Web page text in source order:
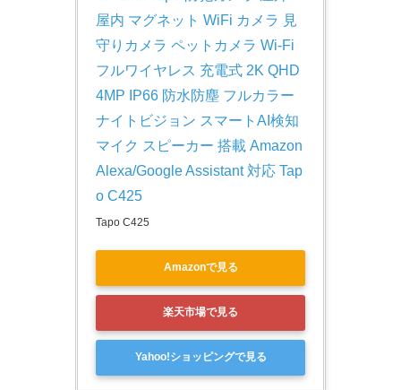
屋内 マグネット WiFi カメラ 見
守りカメラ ペットカメラ Wi-Fi
フルワイヤレス 充電式 2K QHD
4MP IP66 防水防塵 フルカラー
ナイトビジョン スマートAI検知
マイク スピーカー 搭載 Amazon
Alexa/Google Assistant 対応 Tap
o C425
Tapo C425
Amazonで見る
楽天市場で見る
Yahoo!ショッピングで見る